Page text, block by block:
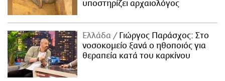
υποστηρίζει αρχαιολόγος
Ελλάδα
Γιώργος Παράσχος: Στο
νοσοκομείο ξανά ο ηθοποιός για
θεραπεία κατά του καρκίνου